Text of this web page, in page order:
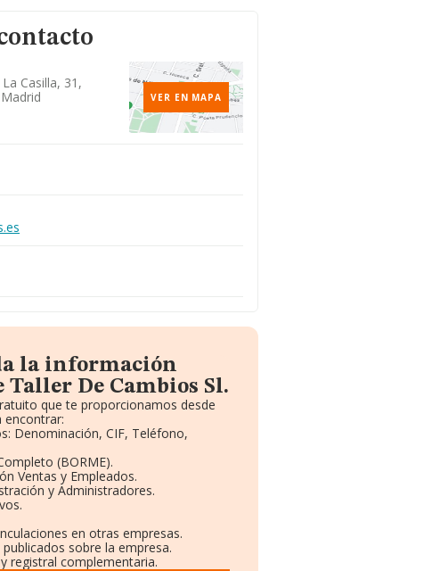
Casilla, 31,
VER EN MAPA
la información
Taller De Cambios Sl.
que te proporcionamos desde
encontrar:
Denominación, CIF, Teléfono,
(BORME).
Ventas y Empleados.
y Administradores.
en otras empresas.
sobre la empresa.
registral complementaria.